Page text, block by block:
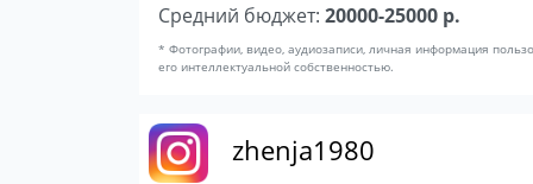
Средний бюджет: 20000-25000 р.
* Фотографии, видео, аудиозаписи, личная информация
его интеллектуальной собственностью.
zhenja1980